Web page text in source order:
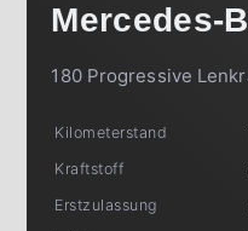
Mercedes-
180 Progressive
Kilometerstand
Kraftstoff
Erstzulassung